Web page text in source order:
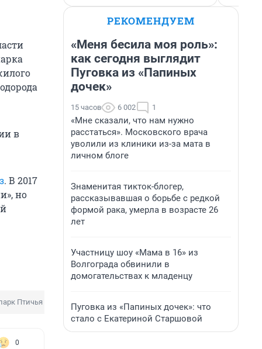
в
. В 2017
но
Птичья гавань
0
РЕКОМЕНДУЕМ
«Меня бесила моя роль»:
как сегодня выглядит
Пуговка из «Папиных
дочек»
15 часов 6 002 1
«Мне сказали, что нам нужно
расстаться». Московского врача
уволили из клиники из-за мата в
личном блоге
Знаменитая тикток-блогер,
рассказывавшая о борьбе с редкой
формой рака, умерла в возрасте 26
лет
Участницу шоу «Мама в 16» из
Волгограда обвинили в
домогательствах к младенцу
Пуговка из «Папиных дочек»: что
стало с Екатериной Старшовой